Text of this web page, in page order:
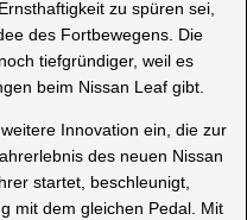
zu spüren sei,
des Fortbewegens. Die
tiefgründiger, weil es
beim Nissan Leaf gibt.
Innovation ein, die zur
des neuen Nissan
startet, beschleunigt,
mit dem gleichen Pedal. Mit